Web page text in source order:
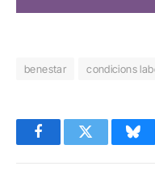
benestar condicions
FacebookTwitter